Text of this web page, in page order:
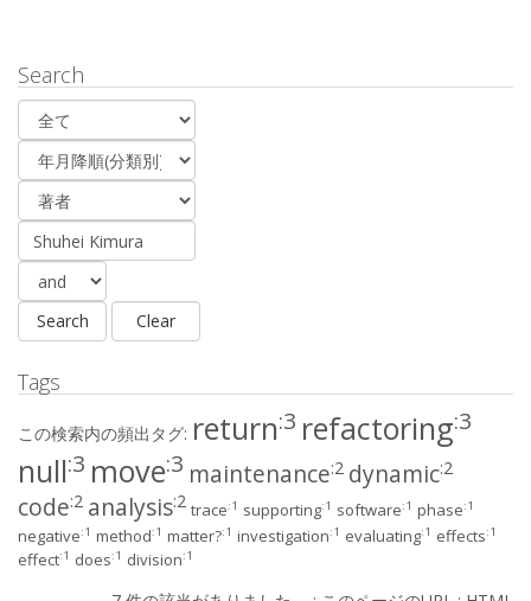
Search
Tags
この検索内の頻出タグ: return:3 refactoring:3
null:3 move:3 maintenance:2 dynamic:2
code:2 analysis:2 trace:1 supporting:1 software:1 phase:1
negative:1 method:1 matter?:1 investigation:1 evaluating:1 effects:1
effect:1 does:1 division:1